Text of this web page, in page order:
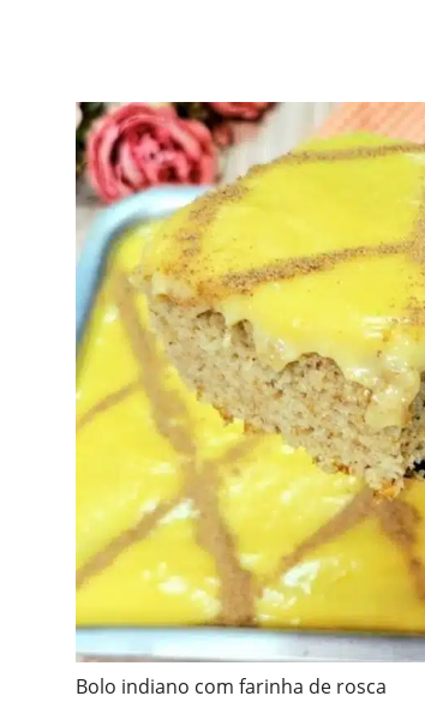
Bolo indiano com farinha de rosca